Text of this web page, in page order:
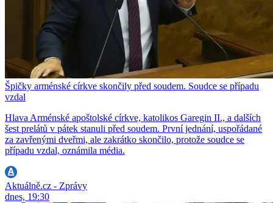
Špičky arménské církve skončily před soudem. Soudce se případu
vzdal
Hlava Arménské apoštolské církve, katolikos Garegin II., a dalších
šest prelátů v pátek stanuli před soudem. První jednání, uspořádané
za zavřenými dveřmi, ale zakrátko skončilo, protože soudce se
případu vzdal, oznámila média.
Aktuálně.cz - Zprávy
dnes, 19:30